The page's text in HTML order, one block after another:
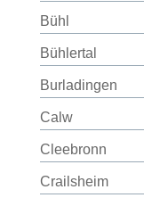
Bühl
Bühlertal
Burladingen
Calw
Cleebronn
Crailsheim